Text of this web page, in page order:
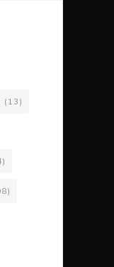
(13)